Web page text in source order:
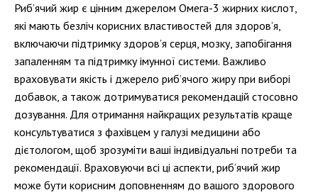
Риб’ячий жир є цінним джерелом Омега-3 жирних кислот,
які мають безліч корисних властивостей для здоров’я,
включаючи підтримку здоров’я серця, мозку, запобігання
запаленням та підтримку імунної системи. Важливо
враховувати якість і джерело риб’ячого жиру при виборі
добавок, а також дотримуватися рекомендацій стосовно
дозування. Для отримання найкращих результатів краще
консультуватися з фахівцем у галузі медицини або
дієтологом, щоб зрозуміти ваші індивідуальні потреби та
рекомендації. Враховуючи всі ці аспекти, риб’ячий жир
може бути корисним доповненням до вашого здорового